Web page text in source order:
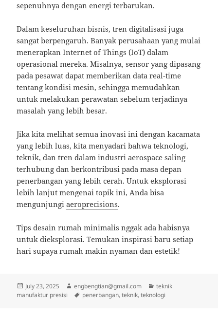
sepenuhnya dengan energi terbarukan.
Dalam keseluruhan bisnis, tren digitalisasi juga
sangat berpengaruh. Banyak perusahaan yang mulai
menerapkan Internet of Things (IoT) dalam
operasional mereka. Misalnya, sensor yang dipasang
pada pesawat dapat memberikan data real-time
tentang kondisi mesin, sehingga memudahkan
untuk melakukan perawatan sebelum terjadinya
masalah yang lebih besar.
Jika kita melihat semua inovasi ini dengan kacamata
yang lebih luas, kita menyadari bahwa teknologi,
teknik, dan tren dalam industri aerospace saling
terhubung dan berkontribusi pada masa depan
penerbangan yang lebih cerah. Untuk eksplorasi
lebih lanjut mengenai topik ini, Anda bisa
mengunjungiaeroprecisions.
Tips desain rumah minimalis nggak ada habisnya
untuk dieksplorasi. Temukan inspirasi baru setiap
hari supaya rumah makin nyaman dan estetik!
Posted
on
July 23, 2025 Author
engbengtian@gmail.com Categories
teknik
manufaktur presisi
Tags
penerbangan,teknik,teknologi